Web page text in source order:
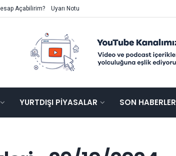
Açabilirim? Uyarı Notu
YURTDIŞI PIYASALAR SON HABERLER